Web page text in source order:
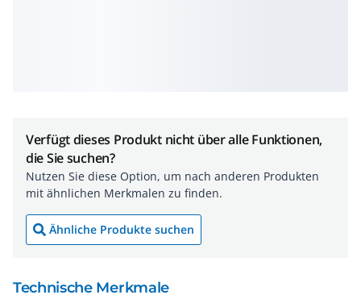
Verfügt dieses Produkt nicht über alle Funktionen,
die Sie suchen?
Nutzen Sie diese Option, um nach anderen Produkten
mit ähnlichen Merkmalen zu finden.
Ähnliche Produkte suchen
Technische Merkmale